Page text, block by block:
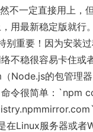
然不一定直接用上，
用最新稳定版就行。
别重要！因为安装
不稳很容易卡住或
Node.js的包管理
命令很简单：`npm
在Linux服务器或者